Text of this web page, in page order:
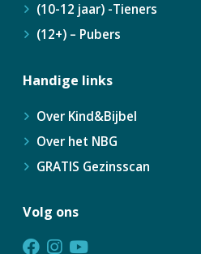
(10-12 jaar) -Tieners
(12+) – Pubers
Handige links
Over Kind&Bijbel
Over het NBG
GRATIS Gezinsscan
Volg ons